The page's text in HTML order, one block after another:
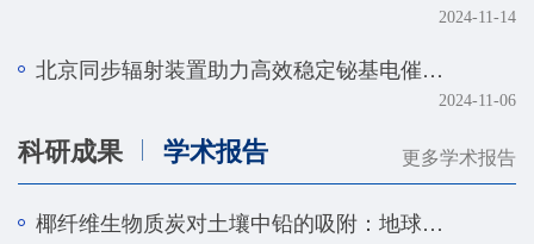
2024-11-14
北京同步辐射装置助力高效稳定铋基电催化剂研究取得新进展
2024-11-06
科研成果 学术报告 更多学术报告
椰纤维生物质炭对土壤中铅的吸附：地球化学和光谱学研究